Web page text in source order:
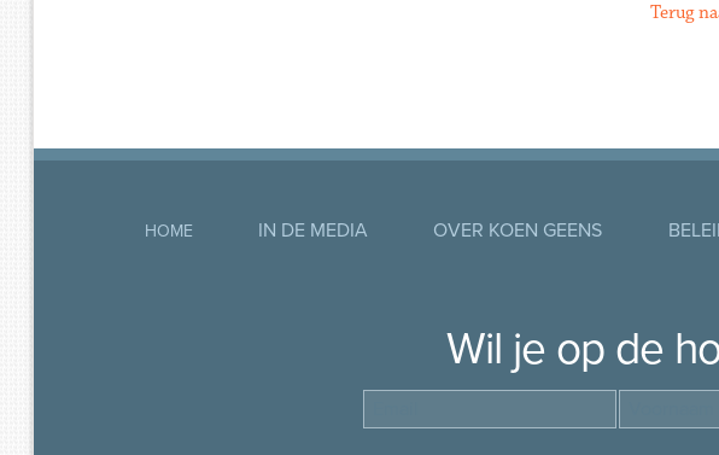
Terug
HOME IN DE MEDIA OVER KOEN GEENS
Wil je op de